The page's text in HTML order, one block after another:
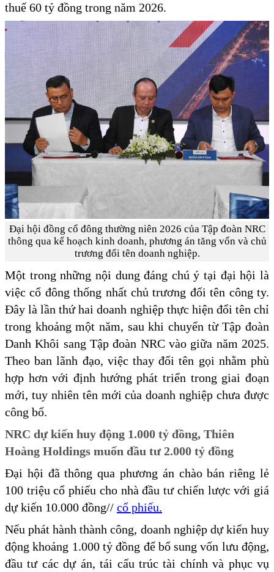
thuế 60 tỷ đồng trong năm 2026.
Đại hội đồng cổ đông thường niên 2026 của Tập đoàn NRC
thông qua kế hoạch kinh doanh, phương án tăng vốn và chủ
trương đổi tên doanh nghiệp.
Một trong những nội dung đáng chú ý tại đại hội là
việc cổ đông thống nhất chủ trương đổi tên công ty.
Đây là lần thứ hai doanh nghiệp thực hiện đổi tên chỉ
trong khoảng một năm, sau khi chuyển từ Tập đoàn
Danh Khôi sang Tập đoàn NRC vào giữa năm 2025.
Theo ban lãnh đạo, việc thay đổi tên gọi nhằm phù
hợp hơn với định hướng phát triển trong giai đoạn
mới, tuy nhiên tên mới của doanh nghiệp chưa được
công bố.
NRC dự kiến huy động 1.000 tỷ đồng, Thiên
Hoàng Holdings muốn đầu tư 2.000 tỷ đồng
Đại hội đã thông qua phương án chào bán riêng lẻ
100 triệu cổ phiếu cho nhà đầu tư chiến lược với giá
dự kiến 10.000 đồng// cổ phiếu.
Nếu phát hành thành công, doanh nghiệp dự kiến huy
động khoảng 1.000 tỷ đồng để bổ sung vốn lưu động,
đầu tư các dự án, tái cấu trúc tài chính và phục vụ